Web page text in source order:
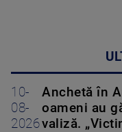
10-
08-
2026
Anchetă în
oameni au
valiză.